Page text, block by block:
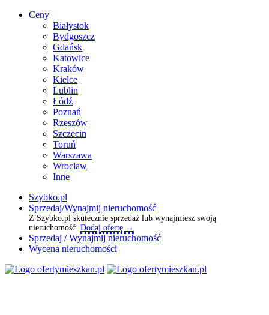
Ceny
Białystok
Bydgoszcz
Gdańsk
Katowice
Kraków
Kielce
Lublin
Łódź
Poznań
Rzeszów
Szczecin
Toruń
Warszawa
Wrocław
Inne
Szybko.pl
Sprzedaj/Wynajmij nieruchomość
Z Szybko.pl skutecznie sprzedaż lub wynajmiesz swoją
nieruchomość. Dodaj ofertę →
Sprzedaj / Wynajmij nieruchomość
Wycena nieruchomości